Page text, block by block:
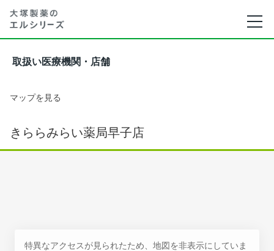
取扱い医療機関・店舗
マップを見る
きららみらい薬局早子店
特異なアクセスが見られたため、地図を非表示にしていま